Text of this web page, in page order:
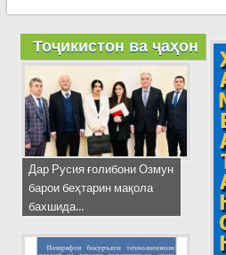
Тоҷикистон ва ҷаҳон
Дар Русия ғолибони Озмун
барои беҳтарин мақола
бахшида...